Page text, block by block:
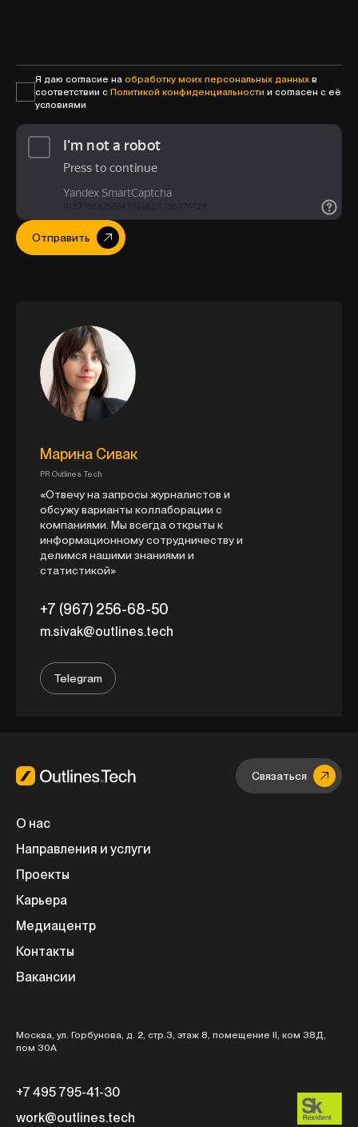
Я даю согласие на обработку моих персональных данных в
соответствии с Политикой конфиденциальности и согласен с её
условиями
Отправить
Марина Сивак
PR Outlines Tech
«Отвечу на запросы журналистов и
обсужу варианты коллаборации с
компаниями. Мы всегда открыты к
информационному сотрудничеству и
делимся нашими знаниями и
статистикой»
+7 (967) 256-68-50
m.sivak@outlines.tech
Telegram
Связаться
О нас
Направления и услуги
Проекты
Карьера
Медиацентр
Контакты
Вакансии
Москва, ул. Горбунова, д. 2, стр.3, этаж 8, помещение II, ком 38Д,
пом 30А
+7 495 795-41-30
work@outlines.tech